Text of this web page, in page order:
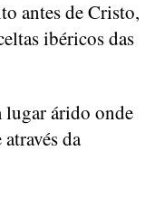
antes de Cristo,
ibéricos das
lugar árido onde
da